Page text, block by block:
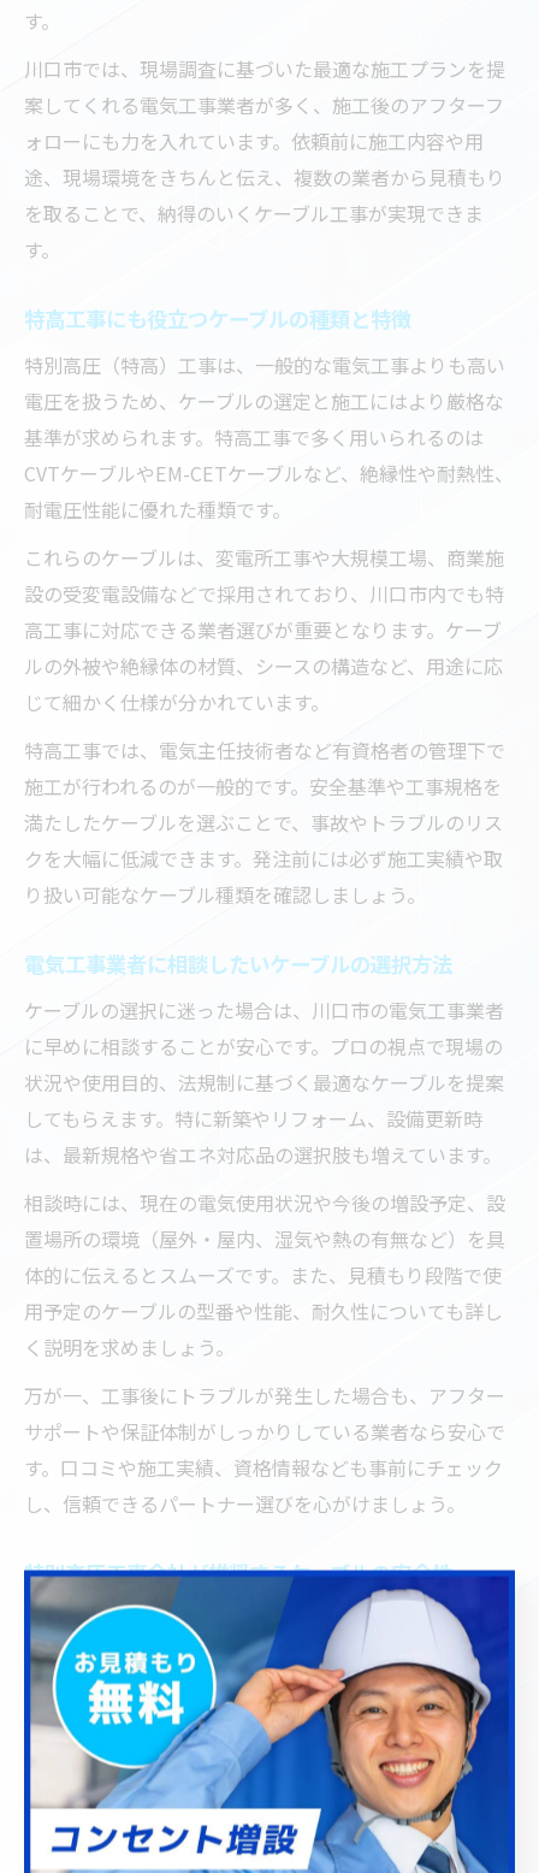
す。
川口市では、現場調査に基づいた最適な施工プランを提
案してくれる電気工事業者が多く、施工後のアフターフ
ォローにも力を入れています。依頼前に施工内容や用
途、現場環境をきちんと伝え、複数の業者から見積もり
を取ることで、納得のいくケーブル工事が実現できま
す。
特高工事にも役立つケーブルの種類と特徴
特別高圧（特高）工事は、一般的な電気工事よりも高い
電圧を扱うため、ケーブルの選定と施工にはより厳格な
基準が求められます。特高工事で多く用いられるのは
CVTケーブルやEM-CETケーブルなど、絶縁性や耐熱性、
耐電圧性能に優れた種類です。
これらのケーブルは、変電所工事や大規模工場、商業施
設の受変電設備などで採用されており、川口市内でも特
高工事に対応できる業者選びが重要となります。ケーブ
ルの外被や絶縁体の材質、シースの構造など、用途に応
じて細かく仕様が分かれています。
特高工事では、電気主任技術者など有資格者の管理下で
施工が行われるのが一般的です。安全基準や工事規格を
満たしたケーブルを選ぶことで、事故やトラブルのリス
クを大幅に低減できます。発注前には必ず施工実績や取
り扱い可能なケーブル種類を確認しましょう。
電気工事業者に相談したいケーブルの選択方法
ケーブルの選択に迷った場合は、川口市の電気工事業者
に早めに相談することが安心です。プロの視点で現場の
状況や使用目的、法規制に基づく最適なケーブルを提案
してもらえます。特に新築やリフォーム、設備更新時
は、最新規格や省エネ対応品の選択肢も増えています。
相談時には、現在の電気使用状況や今後の増設予定、設
置場所の環境（屋外・屋内、湿気や熱の有無など）を具
体的に伝えるとスムーズです。また、見積もり段階で使
用予定のケーブルの型番や性能、耐久性についても詳し
く説明を求めましょう。
万が一、工事後にトラブルが発生した場合も、アフター
サポートや保証体制がしっかりしている業者なら安心で
す。口コミや施工実績、資格情報なども事前にチェック
し、信頼できるパートナー選びを心がけましょう。
特別高圧工事会社が推奨するケーブルの安全性
特別高圧工事を手掛ける専門会社では、ケーブルの安全
性を最重要視しています。具体的には、JIS規格や電気設
備技術基準など公的な基準に適合した製品を使用し、定
期的な検査・試験を徹底することで、事故や故障のリス
クを最小限に抑えています。
推奨されるケーブルは、絶縁性能や耐火性、難燃性に優
れたものが中心です。たとえば変電所工事や大規模施設